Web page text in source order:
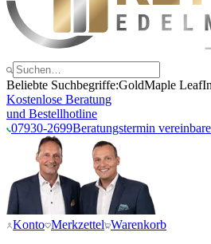
Beliebte Suchbegriffe:GoldMaple Leaf
Kostenlose Beratung
und Bestellhotline
07930-2699Beratungstermin
Konto Merkzettel Warenkorb